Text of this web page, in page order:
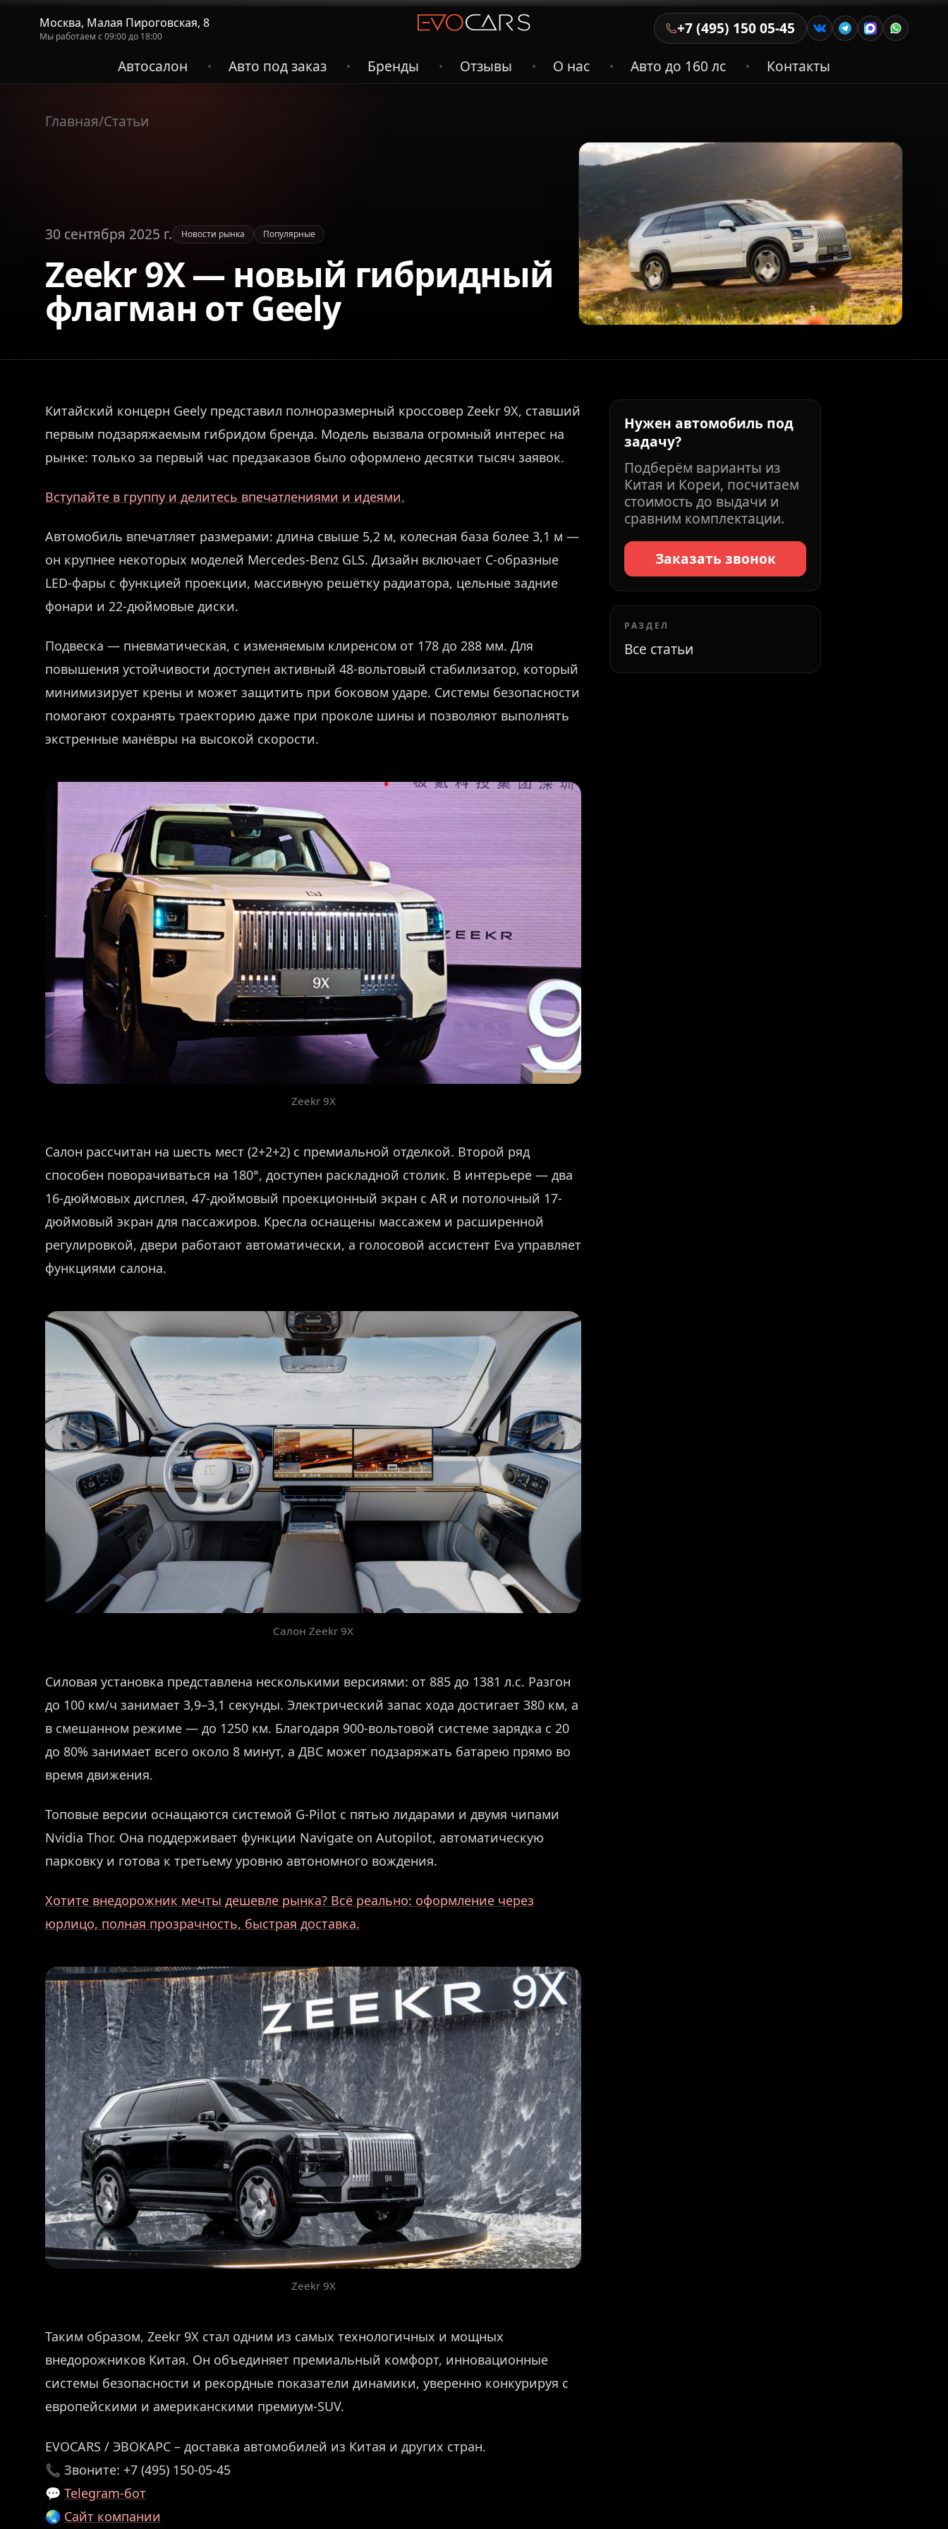
Москва, Малая Пироговская, 8
Мы работаем с 09:00 до 18:00
+7 (495) 150 05-45
Автосалон
• Авто под заказ • Бренды • Отзывы • О нас • Авто до 160 лс • Контакты
Главная/Статьи
30 сентября 2025 г. Новости рынка Популярные
Zeekr 9X — новый гибридный
флагман от Geely
Китайский концерн Geely представил полноразмерный кроссовер Zeekr 9X, ставший
первым подзаряжаемым гибридом бренда. Модель вызвала огромный интерес на
рынке: только за первый час предзаказов было оформлено десятки тысяч заявок.
Вступайте в группу и делитесь впечатлениями и идеями.
Автомобиль впечатляет размерами: длина свыше 5,2 м, колесная база более 3,1 м —
он крупнее некоторых моделей Mercedes-Benz GLS. Дизайн включает С-образные
LED-фары с функцией проекции, массивную решётку радиатора, цельные задние
фонари и 22-дюймовые диски.
Подвеска — пневматическая, с изменяемым клиренсом от 178 до 288 мм. Для
повышения устойчивости доступен активный 48-вольтовый стабилизатор, который
минимизирует крены и может защитить при боковом ударе. Системы безопасности
помогают сохранять траекторию даже при проколе шины и позволяют выполнять
экстренные манёвры на высокой скорости.
Zeekr 9X
Салон рассчитан на шесть мест (2+2+2) с премиальной отделкой. Второй ряд
способен поворачиваться на 180°, доступен раскладной столик. В интерьере — два
16-дюймовых дисплея, 47-дюймовый проекционный экран с AR и потолочный 17-
дюймовый экран для пассажиров. Кресла оснащены массажем и расширенной
регулировкой, двери работают автоматически, а голосовой ассистент Eva управляет
функциями салона.
Салон Zeekr 9X
Силовая установка представлена несколькими версиями: от 885 до 1381 л.с. Разгон
до 100 км/ч занимает 3,9–3,1 секунды. Электрический запас хода достигает 380 км, а
в смешанном режиме — до 1250 км. Благодаря 900-вольтовой системе зарядка с 20
до 80% занимает всего около 8 минут, а ДВС может подзаряжать батарею прямо во
время движения.
Топовые версии оснащаются системой G-Pilot с пятью лидарами и двумя чипами
Nvidia Thor. Она поддерживает функции Navigate on Autopilot, автоматическую
парковку и готова к третьему уровню автономного вождения.
Хотите внедорожник мечты дешевле рынка? Всё реально: оформление через
юрлицо, полная прозрачность, быстрая доставка.
Zeekr 9X
Таким образом, Zeekr 9X стал одним из самых технологичных и мощных
внедорожников Китая. Он объединяет премиальный комфорт, инновационные
системы безопасности и рекордные показатели динамики, уверенно конкурируя с
европейскими и американскими премиум-SUV.
EVOCARS / ЭВОКАРС – доставка автомобилей из Китая и других стран.
📞 Звоните: +7 (495) 150-05-45
💬 Telegram-бот
🌏 Сайт компании
Нужен автомобиль под
задачу?
Подберём варианты из
Китая и Кореи, посчитаем
стоимость до выдачи и
сравним комплектации.
Заказать звонок
РАЗДЕЛ
Все статьи